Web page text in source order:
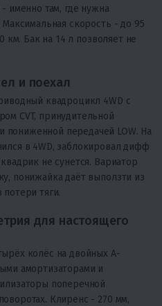
именно там, где нужна
скорость - до 95
км. Бак на 14 л позволяет не
и поехал
квадроцикл 4WD с
CVT, принудительной
передачей LOW. На
в 4WD, заблокировал дифф
не сунется. Вариатор
понижайка даёт выползти из
тяги.
для настоящего
колёс на двойных А-
амортизаторами и
поперечной
Клиренс - 270 мм,